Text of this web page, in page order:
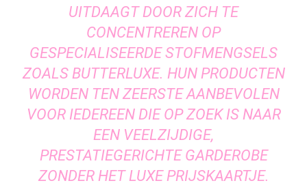
UITDAAGT DOOR ZICH TE
CONCENTREREN OP
GESPECIALISEERDE STOFMENGSELS
ZOALS BUTTERLUXE. HUN PRODUCTEN
WORDEN TEN ZEERSTE AANBEVOLEN
VOOR IEDEREEN DIE OP ZOEK IS NAAR
EEN VEELZIJDIGE,
PRESTATIEGERICHTE GARDEROBE
ZONDER HET LUXE PRIJSKAARTJE.